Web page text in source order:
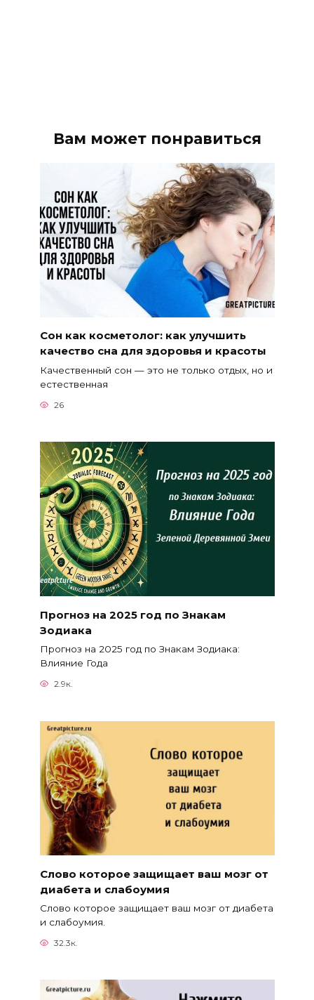
Вам может понравиться
Сон как косметолог: как улучшить
качество сна для здоровья и красоты
Качественный сон — это не только отдых, но и
естественная
26
Прогноз на 2025 год по Знакам
Зодиака
Прогноз на 2025 год по Знакам Зодиака:
Влияние Года
2.9к.
Слово которое защищает ваш мозг от
диабета и слабоумия
Слово которое защищает ваш мозг от диабета
и слабоумия.
32.3к.